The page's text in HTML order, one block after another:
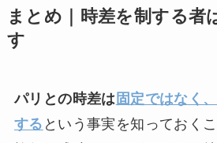
まとめ｜時差を制する者
す
パリとの時差は 固定ではなく
する という事実を知っておく